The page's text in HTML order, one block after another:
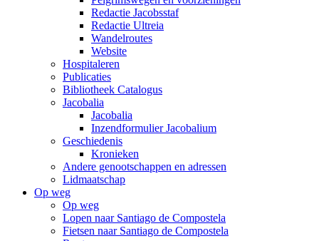
Redactie Jacobsstaf
Redactie Ultreia
Wandelroutes
Website
Hospitaleren
Publicaties
Bibliotheek Catalogus
Jacobalia
Jacobalia
Inzendformulier Jacobalium
Geschiedenis
Kronieken
Andere genootschappen en adressen
Lidmaatschap
Op weg
Op weg
Lopen naar Santiago de Compostela
Fietsen naar Santiago de Compostela